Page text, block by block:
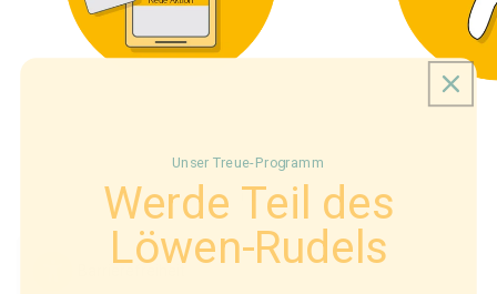
Unser Treue-Programm
Werde Teil des
Löwen-Rudels